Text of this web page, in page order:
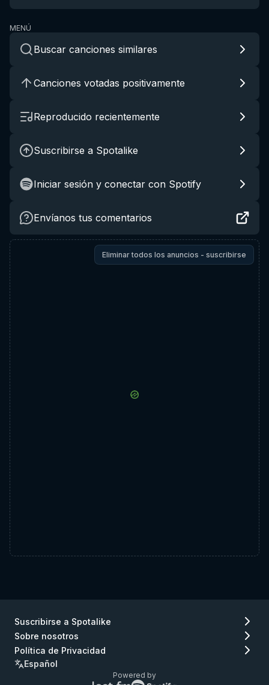
MENÚ
Buscar canciones similares
Canciones votadas positivamente
Reproducido recientemente
Suscribirse a Spotalike
Iniciar sesión y conectar con Spotify
Envíanos tus comentarios
Eliminar todos los anuncios - suscribirse
Suscribirse a Spotalike
Sobre nosotros
Política de Privacidad
Español
Powered by